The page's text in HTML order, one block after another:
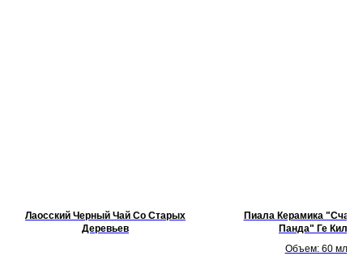
Лаосский Черный Чай Со Старых
Деревьев
Пиала Керамика
Панда" Ге Килн
Объем: 60 мл